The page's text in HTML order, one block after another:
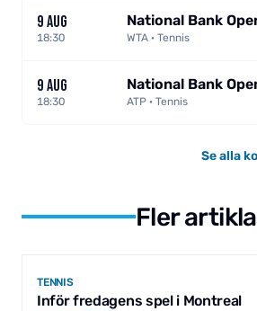
9 AUG
18:30
National Bank
WTA · Tennis
9 AUG
18:30
National Bank
ATP · Tennis
Se alla
Fler
TENNIS
Inför fredagens spel i Montreal